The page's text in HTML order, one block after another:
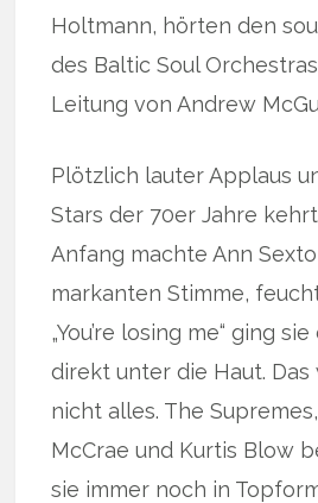
Holtmann, hörten den
des Baltic Soul
Leitung von Andrew
Plötzlich lauter Applaus
Stars der 70er Jahre
Anfang machte Ann
markanten Stimme,
„You’re losing me“ ging
direkt unter die Haut.
nicht alles. The
McCrae und Kurtis Blow
sie immer noch in